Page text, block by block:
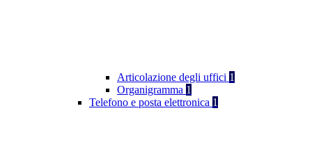
Articolazione degli uffici 1
Organigramma 1
Telefono e posta elettronica 1